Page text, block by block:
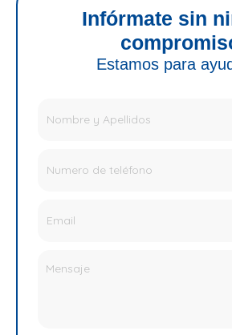
Infórmate sin
Estamos para